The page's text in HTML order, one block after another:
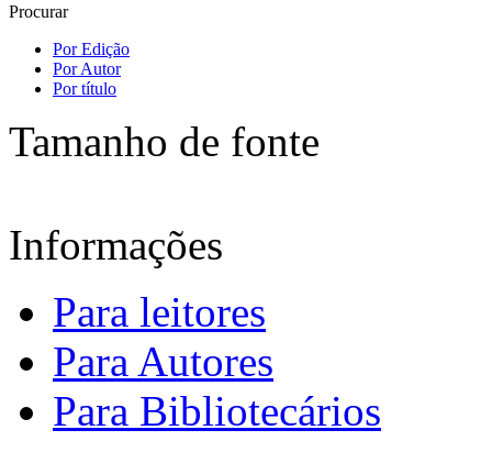
Procurar
Por Edição
Por Autor
Por título
Tamanho de fonte
Informações
Para leitores
Para Autores
Para Bibliotecários